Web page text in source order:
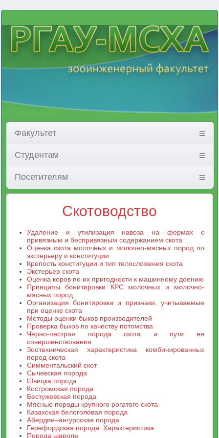
Факультет
Студентам
Посетителям
Скотоводство
Удаление и утилизация навоза на фермах с
привязным и беспривязным содержанием скота
Оценка скота молочных и молочно-мясных пород по
экстерьеру и конституции
Крепость конституции и тип телосложения скота
Экстерьер скота
Оценка коров по их пригодности к машинному доению
Принципы бонитировки КРС молочных и молочно-
мясных пород
Организация бонитировки и признаки, учитываемые
при оценке скота
Методы оценки быков производителей
Проверка быков по качеству потомства
Черно-пестрая порода скота и пути ее
совершенствования
Зоотехническая характеристика комбинированных
пород скота
Симментальский скот
Сычевская порода
Швицка порода
Костромская порода
Бестужевская порода
Мясные породы крупного рогатого скота
Казахская белоголовая порода
Абердин–ангурсская порода
Герефордская порода. Характеристика
Порода шароле